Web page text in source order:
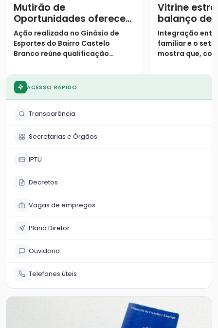
Mutirão de
Oportunidades oferece
11 cursos gratuitos e
serviços sociais
Ação realizada no Ginásio de
Esportes do Bairro Castelo
Branco reúne qualificação
essenciais para a comunidade
das 9h às 18h
Vitrine
balanço de
converteu
Parque
Integração
familiar e o
mostra que,
não tem limites
ACESSO RÁPIDO
Transparência
Secretarias e Órgãos
IPTU
Decretos
Vagas de empregos
Plano Diretor
Ouvidoria
Telefones úteis